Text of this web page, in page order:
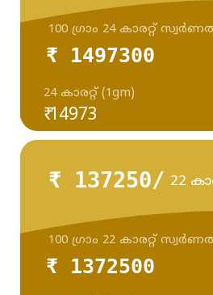
₹ 1497300
₹ 14973
24 കാരറ്റ് (1gm)
100 ഗ്രാം 24 കാരറ്റ്
₹ 137250/ 22
₹ 1372500
100 ഗ്രാം 22 കാരറ്റ്